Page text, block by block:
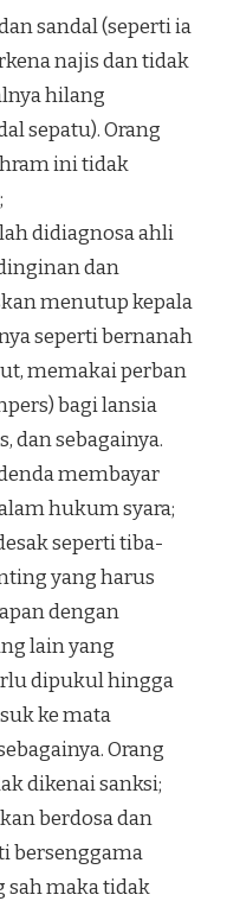
sandal (seperti ia
najis dan tidak
hilang
sepatu). Orang
ini tidak
didiagnosa ahli
dan
menutup kepala
seperti bernanah
memakai perban
bagi lansia
dan sebagainya.
membayar
hukum syara;
seperti tiba-
yang harus
dengan
lain yang
dipukul hingga
ke mata
Orang
dikenai sanksi;
berdosa dan
bersenggama
sah maka tidak